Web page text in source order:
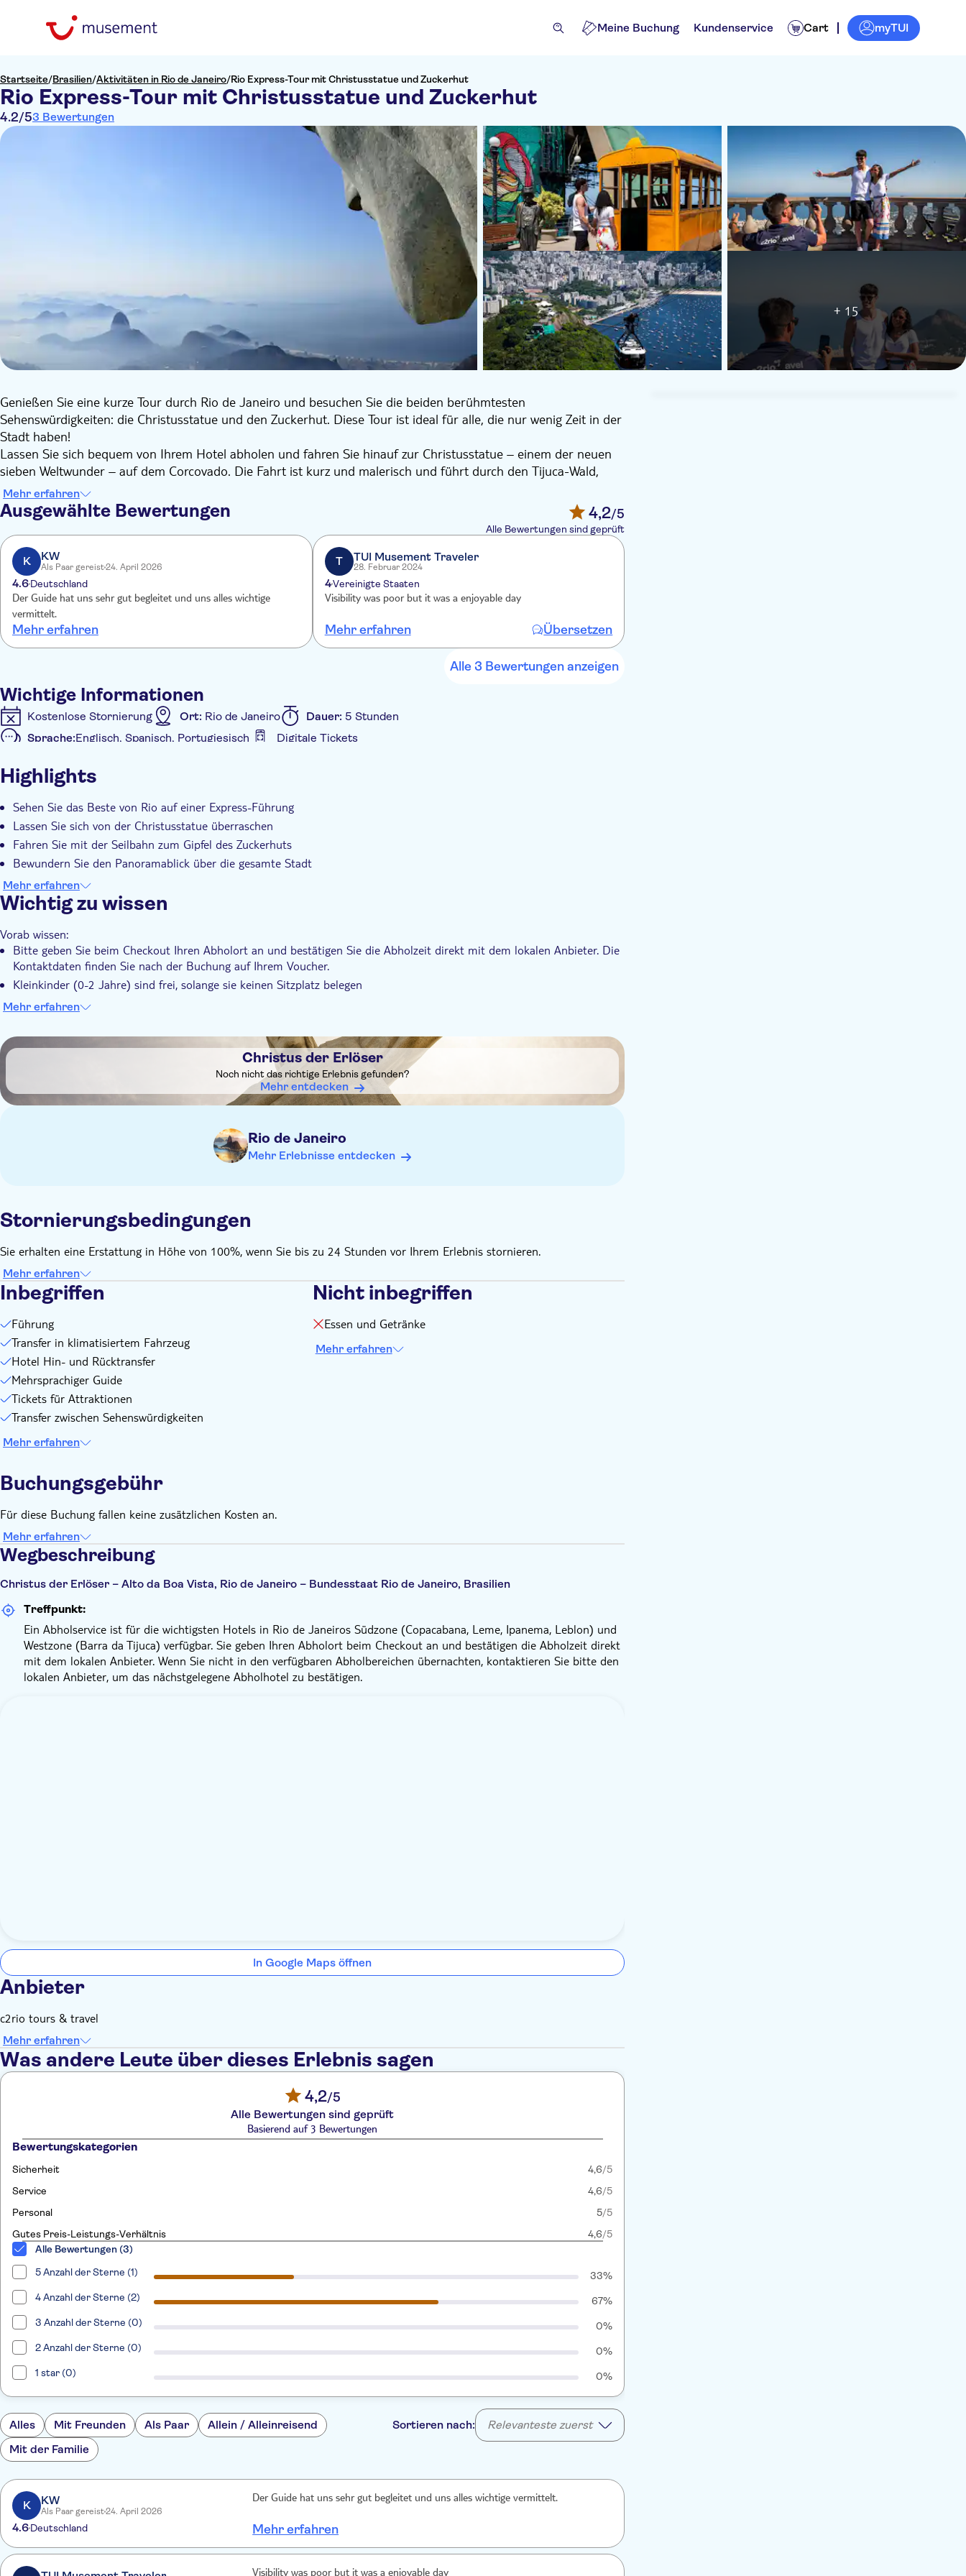
Meine Buchung Kundenservice Cart myTUI
Startseite/Brasilien/Aktivitäten in Rio de Janeiro/Rio Express-Tour mit Christusstatue und Zuckerhut
Rio Express-Tour mit Christusstatue und Zuckerhut
4.2/53 Bewertungen
+ 15
Genießen Sie eine kurze Tour durch Rio de Janeiro und besuchen Sie die beiden berühmtesten
Sehenswürdigkeiten: die Christusstatue und den Zuckerhut. Diese Tour ist ideal für alle, die nur wenig Zeit in der
Stadt haben!
Lassen Sie sich bequem von Ihrem Hotel abholen und fahren Sie hinauf zur Christusstatue – einem der neuen
sieben Weltwunder – auf dem Corcovado. Die Fahrt ist kurz und malerisch und führt durch den Tijuca-Wald,
bevor sich Ihnen ein wunderschöner Blick auf die ganze Stadt bietet.
Als Nächstes sehen Sie den Zuckerhut im Stadtteil Urca. Fahren Sie mit zwei Seilbahnen hinauf zum Gipfel.
Zuerst erreichen Sie den Urca-Hügel und dann den Zuckerhut auf 395 m Höhe. Beenden Sie die Tour mit einem
herrlichen Panorama von Rio de Janeiro.
Mehr erfahren
Ausgewählte Bewertungen 4,2/5
Alle Bewertungen sind geprüft
K KW
Als Paar gereist24. April 2026
4.6Deutschland
Der Guide hat uns sehr gut begleitet und uns alles wichtige
vermittelt.
Mehr erfahren
T TUI Musement Traveler
28. Februar 2024
4Vereinigte Staaten
Visibility was poor but it was a enjoyable day
Mehr erfahren Übersetzen
Alle 3 Bewertungen anzeigen
Wichtige Informationen
Kostenlose Stornierung Ort: Rio de Janeiro Dauer: 5 Stunden
Sprache:Englisch, Spanisch, Portugiesisch Digitale Tickets
Sofortbestätigung
Digitale Buchungsbestätigung
Standardgruppe
Highlights
Sehen Sie das Beste von Rio auf einer Express-Führung
Lassen Sie sich von der Christusstatue überraschen
Fahren Sie mit der Seilbahn zum Gipfel des Zuckerhuts
Bewundern Sie den Panoramablick über die gesamte Stadt
Hotel Hin- und Rücktransfer für einfache Fortbewegung
Mehr erfahren
Wichtig zu wissen
Vorab wissen:
Bitte geben Sie beim Checkout Ihren Abholort an und bestätigen Sie die Abholzeit direkt mit dem lokalen Anbieter. Die
Kontaktdaten finden Sie nach der Buchung auf Ihrem Voucher.
Kleinkinder (0-2 Jahre) sind frei, solange sie keinen Sitzplatz belegen
Bitte beachten Sie, dass keine Abholung von Hostels oder B&Bs angeboten wird
gewährleisten. Dies kann sich während der Hochsaison ändern.
Mehr erfahren
Christus der Erlöser
Noch nicht das richtige Erlebnis gefunden?
Mehr entdecken
Rio de Janeiro
Mehr Erlebnisse entdecken
Stornierungsbedingungen
Sie erhalten eine Erstattung in Höhe von 100%, wenn Sie bis zu 24 Stunden vor Ihrem Erlebnis stornieren.
Mehr erfahren
Inbegriffen
Führung
Transfer in klimatisiertem Fahrzeug
Hotel Hin- und Rücktransfer
Mehrsprachiger Guide
Tickets für Attraktionen
Transfer zwischen Sehenswürdigkeiten
Mehr erfahren
Nicht inbegriffen
Essen und Getränke
Mehr erfahren
Buchungsgebühr
Für diese Buchung fallen keine zusätzlichen Kosten an.
Mehr erfahren
Wegbeschreibung
Christus der Erlöser – Alto da Boa Vista, Rio de Janeiro – Bundesstaat Rio de Janeiro, Brasilien
Treffpunkt:
Ein Abholservice ist für die wichtigsten Hotels in Rio de Janeiros Südzone (Copacabana, Leme, Ipanema, Leblon) und
Westzone (Barra da Tijuca) verfügbar. Sie geben Ihren Abholort beim Checkout an und bestätigen die Abholzeit direkt
mit dem lokalen Anbieter. Wenn Sie nicht in den verfügbaren Abholbereichen übernachten, kontaktieren Sie bitte den
lokalen Anbieter, um das nächstgelegene Abholhotel zu bestätigen.
In Google Maps öffnen
Anbieter
c2rio tours & travel
Mehr erfahren
Was andere Leute über dieses Erlebnis sagen
4,2/5
Alle Bewertungen sind geprüft
Basierend auf 3 Bewertungen
Bewertungskategorien
Sicherheit 4,6/5
Service
4,6/5
Personal
5/5
Gutes Preis-Leistungs-Verhältnis
4,6/5
Alle Bewertungen (3)
5 Anzahl der Sterne (1)
33%
4 Anzahl der Sterne (2)
67%
3 Anzahl der Sterne (0)
0%
2 Anzahl der Sterne (0)
0%
1 star (0)
0%
Alles Mit Freunden Als Paar
Allein / Alleinreisend
Mit der Familie
Sortieren nach: Relevanteste zuerst
K KW
Als Paar gereist24. April 2026
4.6Deutschland
Der Guide hat uns sehr gut begleitet und uns alles wichtige vermittelt.
Mehr erfahren